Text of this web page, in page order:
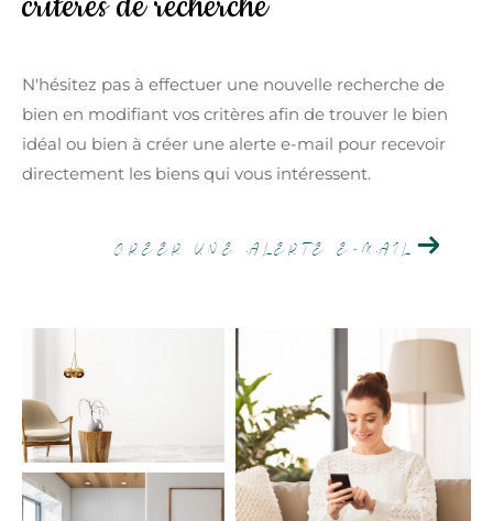
N'hésitez pas à effectuer une nouvelle recherche de
bien en modifiant vos critères afin de trouver le bien
idéal ou bien à créer une alerte e-mail pour recevoir
directement les biens qui vous intéressent.
CREER UNE ALERTE E-MAIL
Surface
Surface
AFFINER LES CRITÈRES
TERRASSE PARKING PISCINE
FILTRER PAR